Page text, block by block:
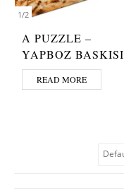
1/2
A PUZZLE –
YAPBOZ BASKISI
READ MORE